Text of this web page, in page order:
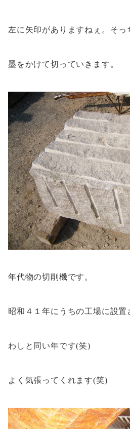
左に矢印がありますねぇ。そっ
墨をかけて切っていきます。
年代物の切削機です。
昭和４１年にうちの工場に設置
わしと同い年です(笑)
よく気張ってくれます(笑)